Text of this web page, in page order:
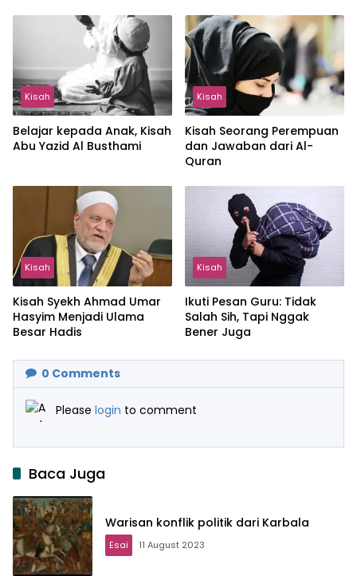
Kisah
Belajar kepada Anak, Kisah
Abu Yazid Al Busthami
Kisah
Kisah Seorang Perempuan
dan Jawaban dari Al-
Quran
Kisah
Kisah Syekh Ahmad Umar
Hasyim Menjadi Ulama
Besar Hadis
Kisah
Ikuti Pesan Guru: Tidak
Salah Sih, Tapi Nggak
Bener Juga
0 Comments
Please login to comment
Baca Juga
Warisan konflik politik dari Karbala
Esai 11 August 2023